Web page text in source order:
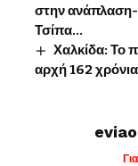
στην ανάπλαση-
Τσίπα…
Χαλκίδα: Το
αρχή 162